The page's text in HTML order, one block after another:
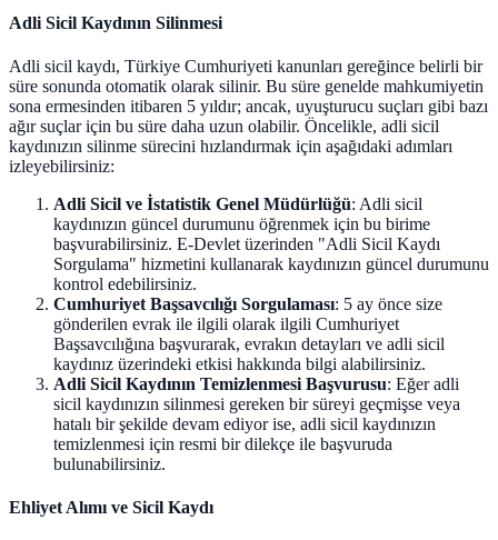
Adli Sicil Kaydının Silinmesi
Adli sicil kaydı, Türkiye Cumhuriyeti kanunları gereğince belirli bir
süre sonunda otomatik olarak silinir. Bu süre genelde mahkumiyetin
sona ermesinden itibaren 5 yıldır; ancak, uyuşturucu suçları gibi bazı
ağır suçlar için bu süre daha uzun olabilir. Öncelikle, adli sicil
kaydınızın silinme sürecini hızlandırmak için aşağıdaki adımları
izleyebilirsiniz:
Adli Sicil ve İstatistik Genel Müdürlüğü: Adli sicil
kaydınızın güncel durumunu öğrenmek için bu birime
başvurabilirsiniz. E-Devlet üzerinden "Adli Sicil Kaydı
Sorgulama" hizmetini kullanarak kaydınızın güncel durumunu
kontrol edebilirsiniz.
Cumhuriyet Başsavcılığı Sorgulaması: 5 ay önce size
gönderilen evrak ile ilgili olarak ilgili Cumhuriyet
Başsavcılığına başvurarak, evrakın detayları ve adli sicil
kaydınız üzerindeki etkisi hakkında bilgi alabilirsiniz.
Adli Sicil Kaydının Temizlenmesi Başvurusu: Eğer adli
sicil kaydınızın silinmesi gereken bir süreyi geçmişse veya
hatalı bir şekilde devam ediyor ise, adli sicil kaydınızın
temizlenmesi için resmi bir dilekçe ile başvuruda
bulunabilirsiniz.
Ehliyet Alımı ve Sicil Kaydı